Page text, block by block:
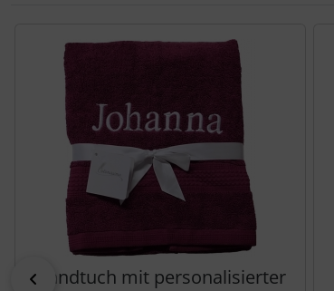
zurück
Handtuch mit personalisierter